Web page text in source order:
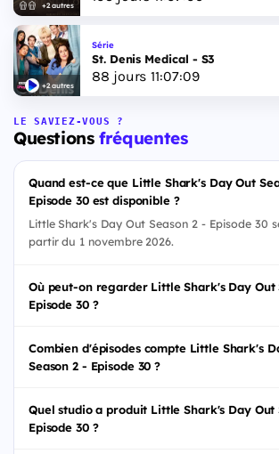
+2 autres
+2 autres
Série
St. Denis Medical - S3
88 jours 11:07:08
LE SAVIEZ-VOUS ?
Questionsfréquentes
Quand est-ce que Little Shark's Day Out
Episode 30 est disponible ?
Little Shark's Day Out Season 2 - Episode 30
partir du 1 novembre 2026.
Où peut-on regarder Little Shark's Day Out
Episode 30 ?
Combien d'épisodes compte Little Shark's
Season 2 - Episode 30 ?
Quel studio a produit Little Shark's Day Out
Episode 30 ?